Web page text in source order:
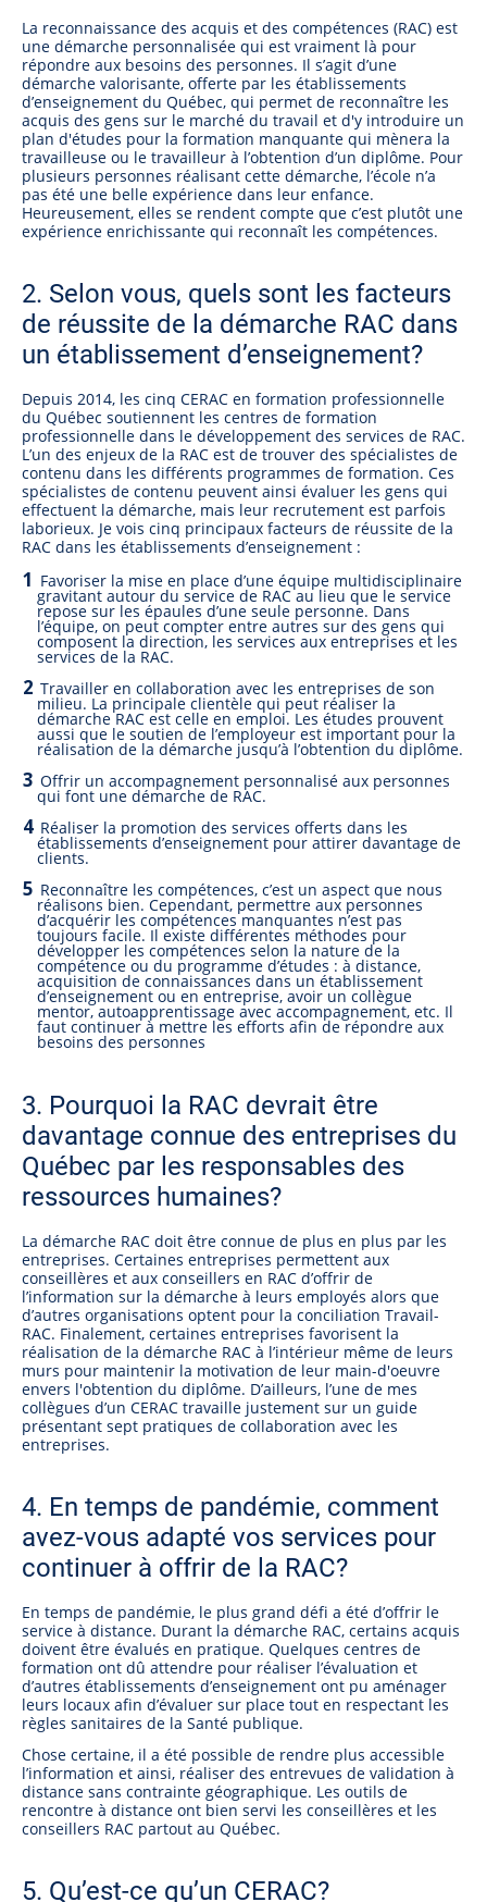
La reconnaissance des acquis et des compétences (RAC) est
une démarche personnalisée qui est vraiment là pour
répondre aux besoins des personnes. Il s’agit d’une
démarche valorisante, offerte par les établissements
d’enseignement du Québec, qui permet de reconnaître les
acquis des gens sur le marché du travail et d'y introduire un
plan d'études pour la formation manquante qui mènera la
travailleuse ou le travailleur à l’obtention d’un diplôme. Pour
plusieurs personnes réalisant cette démarche, l’école n’a
pas été une belle expérience dans leur enfance.
Heureusement, elles se rendent compte que c’est plutôt une
expérience enrichissante qui reconnaît les compétences.
2. Selon vous, quels sont les facteurs
de réussite de la démarche RAC dans
un établissement d’enseignement?
Depuis 2014, les cinq CERAC en formation professionnelle
du Québec soutiennent les centres de formation
professionnelle dans le développement des services de RAC.
L’un des enjeux de la RAC est de trouver des spécialistes de
contenu dans les différents programmes de formation. Ces
spécialistes de contenu peuvent ainsi évaluer les gens qui
effectuent la démarche, mais leur recrutement est parfois
laborieux. Je vois cinq principaux facteurs de réussite de la
RAC dans les établissements d’enseignement :
Favoriser la mise en place d’une équipe multidisciplinaire
gravitant autour du service de RAC au lieu que le service
repose sur les épaules d’une seule personne. Dans
l’équipe, on peut compter entre autres sur des gens qui
composent la direction, les services aux entreprises et les
services de la RAC.
Travailler en collaboration avec les entreprises de son
milieu. La principale clientèle qui peut réaliser la
démarche RAC est celle en emploi. Les études prouvent
aussi que le soutien de l’employeur est important pour la
réalisation de la démarche jusqu’à l’obtention du diplôme.
Offrir un accompagnement personnalisé aux personnes
qui font une démarche de RAC.
Réaliser la promotion des services offerts dans les
établissements d’enseignement pour attirer davantage de
clients.
Reconnaître les compétences, c’est un aspect que nous
réalisons bien. Cependant, permettre aux personnes
d’acquérir les compétences manquantes n’est pas
toujours facile. Il existe différentes méthodes pour
développer les compétences selon la nature de la
compétence ou du programme d’études : à distance,
acquisition de connaissances dans un établissement
d’enseignement ou en entreprise, avoir un collègue
mentor, autoapprentissage avec accompagnement, etc. Il
faut continuer à mettre les efforts afin de répondre aux
besoins des personnes
3. Pourquoi la RAC devrait être
davantage connue des entreprises du
Québec par les responsables des
ressources humaines?
La démarche RAC doit être connue de plus en plus par les
entreprises. Certaines entreprises permettent aux
conseillères et aux conseillers en RAC d’offrir de
l’information sur la démarche à leurs employés alors que
d’autres organisations optent pour la conciliation Travail-
RAC. Finalement, certaines entreprises favorisent la
réalisation de la démarche RAC à l’intérieur même de leurs
murs pour maintenir la motivation de leur main-d'oeuvre
envers l'obtention du diplôme. D’ailleurs, l’une de mes
collègues d’un CERAC travaille justement sur un guide
présentant sept pratiques de collaboration avec les
entreprises.
4. En temps de pandémie, comment
avez-vous adapté vos services pour
continuer à offrir de la RAC?
En temps de pandémie, le plus grand défi a été d’offrir le
service à distance. Durant la démarche RAC, certains acquis
doivent être évalués en pratique. Quelques centres de
formation ont dû attendre pour réaliser l’évaluation et
d’autres établissements d’enseignement ont pu aménager
leurs locaux afin d’évaluer sur place tout en respectant les
règles sanitaires de la Santé publique.
Chose certaine, il a été possible de rendre plus accessible
l’information et ainsi, réaliser des entrevues de validation à
distance sans contrainte géographique. Les outils de
rencontre à distance ont bien servi les conseillères et les
conseillers RAC partout au Québec.
5. Qu’est-ce qu’un CERAC?